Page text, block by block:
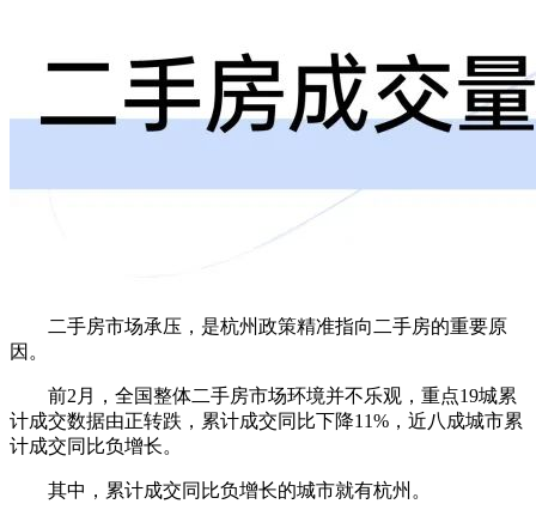
二手房市场承压，是杭州政策精准指向二手房的重要原
因。
前2月，全国整体二手房市场环境并不乐观，重点19城累
计成交数据由正转跌，累计成交同比下降11%，近八成城市累
计成交同比负增长。
其中，累计成交同比负增长的城市就有杭州。